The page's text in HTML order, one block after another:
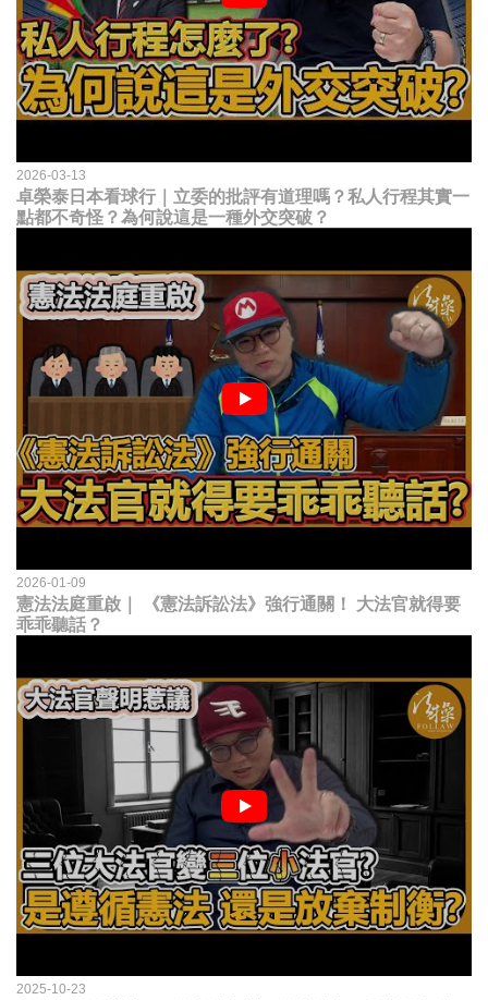
2026-03-13
卓榮泰日本看球行｜立委的批評有道理嗎？私人行程其實一
點都不奇怪？為何說這是一種外交突破？
2026-01-09
憲法法庭重啟｜ 《憲法訴訟法》強行通關！ 大法官就得要
乖乖聽話？
2025-10-23